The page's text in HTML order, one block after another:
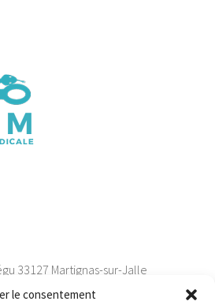
le consentement
33127 Martignas-sur-Jalle